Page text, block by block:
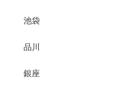
池袋
品川
銀座